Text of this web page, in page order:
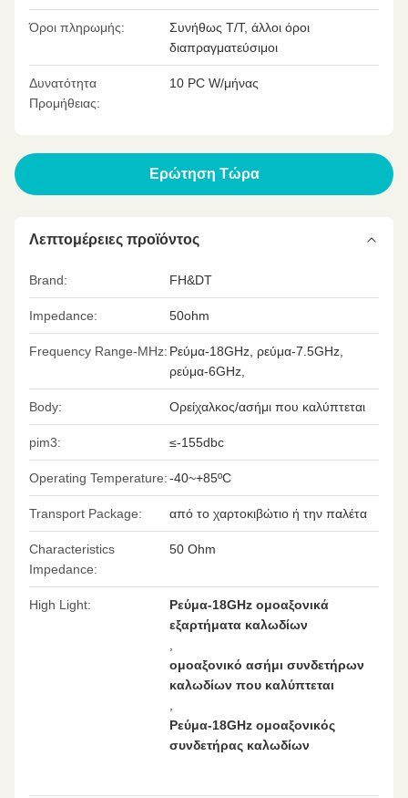
Όροι πληρωμής:
Συνήθως T/T, άλλοι όροι
διαπραγματεύσιμοι
Δυνατότητα
Προμήθειας:
10 PC W/μήνας
Ερώτηση Τώρα
Λεπτομέρειες προϊόντος
Brand: FH&DT
Impedance: 50ohm
Frequency Range-MHz: Ρεύμα-18GHz, ρεύμα-7.5GHz,
ρεύμα-6GHz,
Body: Ορείχαλκος/ασήμι που καλύπτεται
pim3: ≤-155dbc
Operating Temperature:-40~+85ºC
Transport Package: από το χαρτοκιβώτιο ή την παλέτα
Characteristics
Impedance:
50 Ohm
High Light:
Ρεύμα-18GHz ομοαξονικά
εξαρτήματα καλωδίων
ομοαξονικό ασήμι συνδετήρων
καλωδίων που καλύπτεται
Ρεύμα-18GHz ομοαξονικός
συνδετήρας καλωδίων